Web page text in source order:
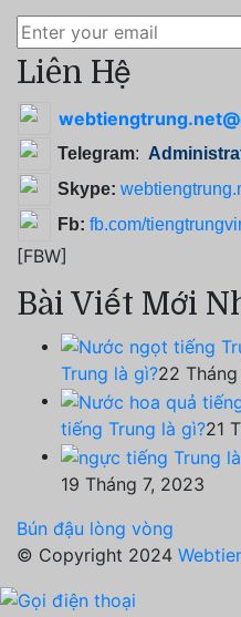
Liên Hệ
Telegram:
Skype:
Fb: fb.com/
[FBW]
Bài Viết Mới
Trung là gì?22
tiếng Trung là gì?21
19 Tháng 7, 2023
Bún đậu lòng vòng
© Copyright 2024